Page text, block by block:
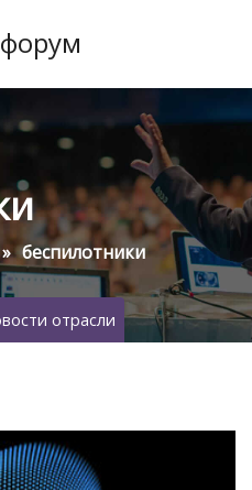
беспилотники
отрасли